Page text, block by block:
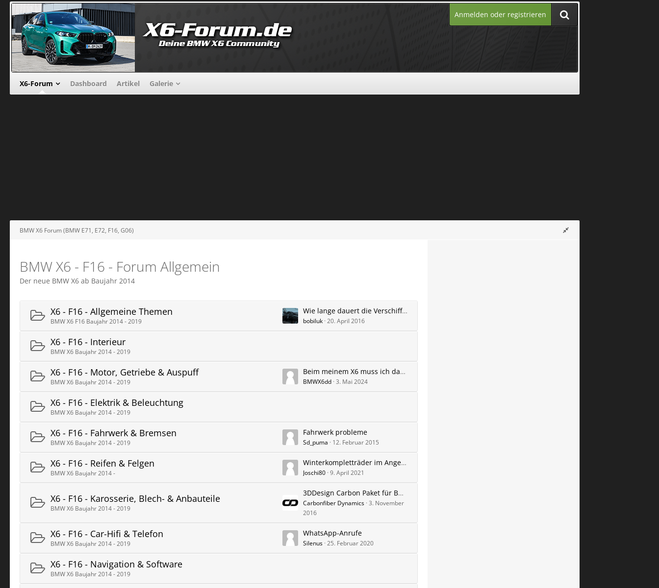
Anmelden oder registrieren
X6-Forum Dashboard Artikel Galerie
BMW X6 Forum (BMW E71, E72, F16, G06)
BMW X6 - F16 - Forum Allgemein
Der neue BMW X6 ab Baujahr 2014
X6 - F16 - Allgemeine Themen
BMW X6 F16 Baujahr 2014 - 2019
Wie lange dauert die Verschiffung bis zur endlichen Auslieferung
bobiluk 20. April 2016
X6 - F16 - Interieur
BMW X6 Baujahr 2014 - 2019
X6 - F16 - Motor, Getriebe & Auspuff
BMW X6 Baujahr 2014 - 2019
Beim meinem X6 muss ich das Fahrzeugzwei mal starten damit die volle Leistung wieder da ist??
BMWX6dd 3. Mai 2024
X6 - F16 - Elektrik & Beleuchtung
BMW X6 Baujahr 2014 - 2019
X6 - F16 - Fahrwerk & Bremsen
BMW X6 Baujahr 2014 - 2019
Fahrwerk probleme
Sd_puma 12. Februar 2015
X6 - F16 - Reifen & Felgen
BMW X6 Baujahr 2014 -
Winterkompletträder im Angebot
Joschi80 9. April 2021
X6 - F16 - Karosserie, Blech- & Anbauteile
BMW X6 Baujahr 2014 - 2019
3DDesign Carbon Paket für BMW F86 X6M und X6 mit M-Paket
Carbonfiber Dynamics 3. November
2016
X6 - F16 - Car-Hifi & Telefon
BMW X6 Baujahr 2014 - 2019
WhatsApp-Anrufe
Silenus 25. Februar 2020
X6 - F16 - Navigation & Software
BMW X6 Baujahr 2014 - 2019